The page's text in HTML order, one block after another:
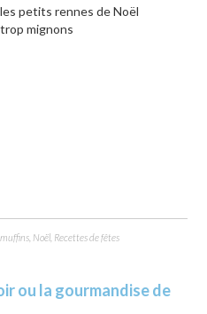
les petits rennes de Noël
trop mignons
Noël Recettes de fêtes
ou la gourmandise de